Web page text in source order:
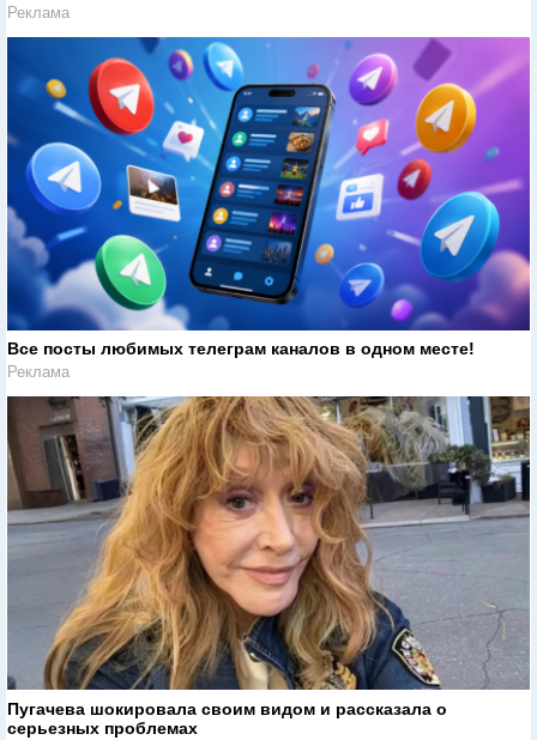
Реклама
Все посты любимых телеграм каналов в одном месте!
Реклама
Пугачева шокировала своим видом и рассказала о
серьезных проблемах